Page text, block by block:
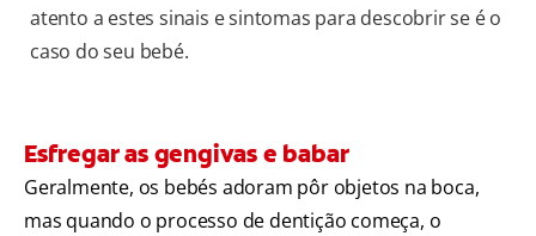
atento a estes sinais e sintomas para descobrir se é o
caso do seu bebé.
Esfregar as gengivas e babar
Geralmente, os bebés adoram pôr objetos na boca,
mas quando o processo de dentição começa, o